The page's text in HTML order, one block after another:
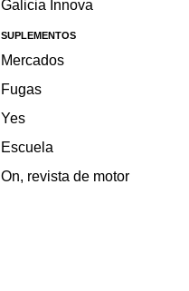
Galicia Innova
SUPLEMENTOS
Mercados
Fugas
Yes
Escuela
On, revista de motor